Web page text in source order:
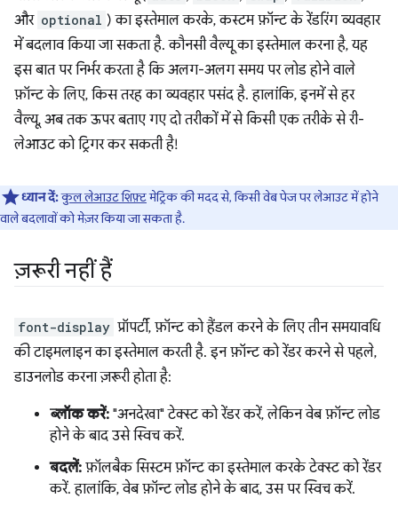
और optional ) का इस्तेमाल करके, कस्टम फ़ॉन्ट के रेंडरिंग व्यवहार
में बदलाव किया जा सकता है. कौनसी वैल्यू का इस्तेमाल करना है, यह
इस बात पर निर्भर करता है कि अलग-अलग समय पर लोड होने वाले
फ़ॉन्ट के लिए, किस तरह का व्यवहार पसंद है. हालांकि, इनमें से हर
वैल्यू, अब तक ऊपर बताए गए दो तरीकों में से किसी एक तरीके से री-
लेआउट को ट्रिगर कर सकती है!
ध्यान दें:कुल लेआउट शिफ़्टमेट्रिक की मदद से, किसी वेब पेज पर लेआउट में होने
वाले बदलावों को मेज़र किया जा सकता है.
ज़रूरी नहीं हैं
font-display प्रॉपर्टी, फ़ॉन्ट को हैंडल करने के लिए तीन समयावधि
की टाइमलाइन का इस्तेमाल करती है. इन फ़ॉन्ट को रेंडर करने से पहले,
डाउनलोड करना ज़रूरी होता है:
ब्लॉक करें: "अनदेखा" टेक्स्ट को रेंडर करें, लेकिन वेब फ़ॉन्ट लोड
होने के बाद उसे स्विच करें.
बदलें: फ़ॉलबैक सिस्टम फ़ॉन्ट का इस्तेमाल करके टेक्स्ट को रेंडर
करें. हालांकि, वेब फ़ॉन्ट लोड होने के बाद, उस पर स्विच करें.